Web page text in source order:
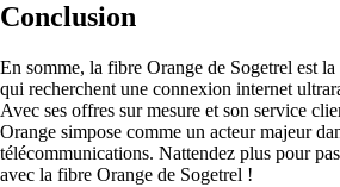
Conclusion
En somme, la fibre Orange de Sogetrel est
qui recherchent une connexion internet
Avec ses offres sur mesure et son service
Orange simpose comme un acteur majeur
télécommunications. Nattendez plus pour
avec la fibre Orange de Sogetrel !